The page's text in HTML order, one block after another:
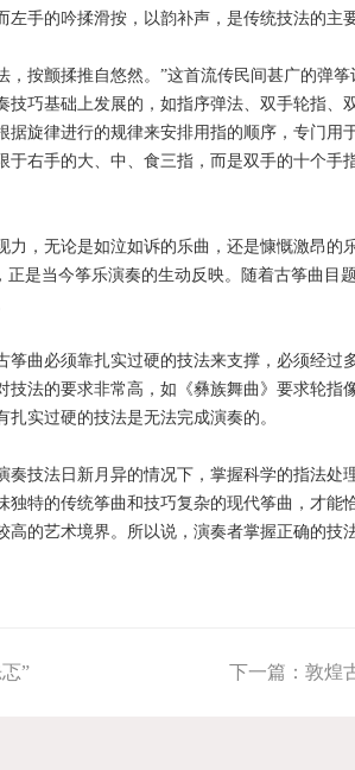
手的吟揉滑按，以韵补声，是传统技法的主
颤揉推自悠然。”这首流传民间甚广的弹筝
巧基础上发展的，如指序弹法、双手轮指、
旋律进行的规律来安排用指的顺序，专门用
右手的大、中、食三指，而是双手的十个手
，无论是如泣如诉的乐曲，还是慷慨激昂的
是当今筝乐演奏的生动反映。随着古筝曲目
必须靠扎实过硬的技法来支撑，必须经过
法的要求非常高，如《彝族舞曲》要求轮指
实过硬的技法是无法完成演奏的。
技法日新月异的情况下，掌握科学的指法处
特的传统筝曲和技巧复杂的现代筝曲，才能
的艺术境界。所以说，演奏者掌握正确的技
” 下一篇： 敦煌